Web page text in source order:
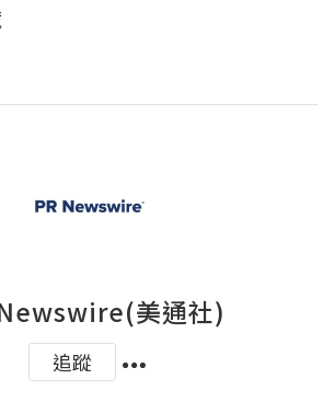
美通社)
追蹤